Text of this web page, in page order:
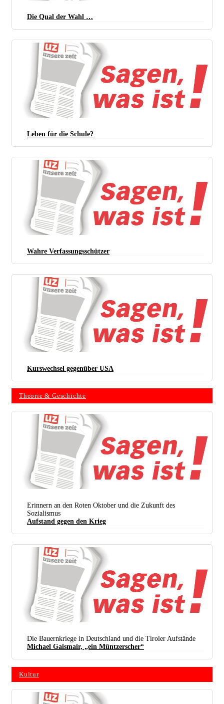
Die Qual der Wahl …
Leben für die Schule?
Wahre Verfassungsschützer
Kurswechsel gegenüber USA
Theorie & Geschichte
Erinnern an den Roten Oktober und die Zukunft des
Sozialismus
Aufstand gegen den Krieg
Die Bauernkriege in Deutschland und die Tiroler Aufstände
Michael Gaismair, „ein Müntzerscher“
Kultur